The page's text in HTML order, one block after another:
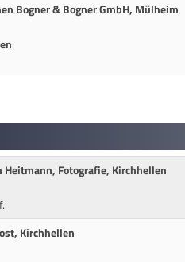
Bogner & Bogner GmbH, Mülheim
Fotografie, Kirchhellen
Kirchhellen